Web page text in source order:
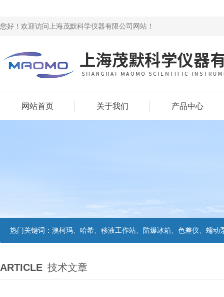
您好！欢迎访问上海茂默科学仪器有限公司网站！
网站首页 关于我们 产品中心
热门关键词： 澳柯玛、哈希、移液工作站、防爆冰箱、色差仪、蠕动
ARTICLE 技术文章